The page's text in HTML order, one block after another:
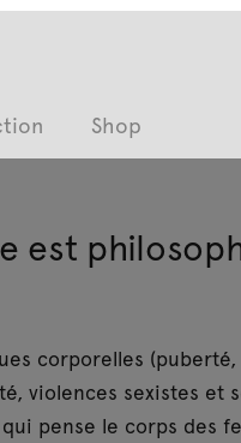
Shop
est
corporelles
violences sexistes et
pense le corps des